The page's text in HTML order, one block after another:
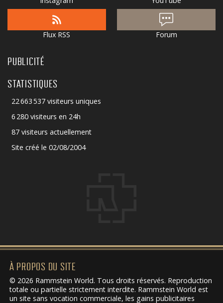
Flux RSS Forum
PUBLICITÉ
STATISTIQUES
22 663 537 visiteurs uniques
6 280 visiteurs en 24h
87 visiteurs actuellement
Site créé le 02/08/2004
À PROPOS DU SITE
© 2026 Rammstein World. Tous droits réservés. Reproduction
totale ou partielle strictement interdite. Rammstein World est
un site sans vocation commerciale, les gains publicitaires